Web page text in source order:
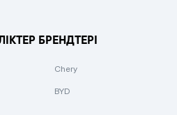
БРЕНДТЕРІ
Chery
BYD